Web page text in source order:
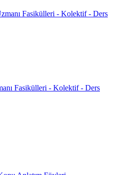
Fasikülleri - Kolektif - Ders